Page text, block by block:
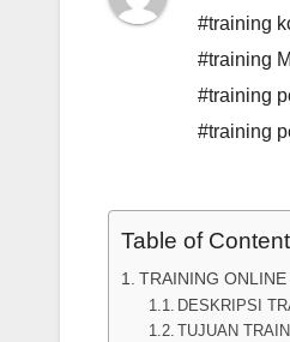
#training
#training
#training
#training
Table of
TRAINING
DESKRIPSI
TUJUAN